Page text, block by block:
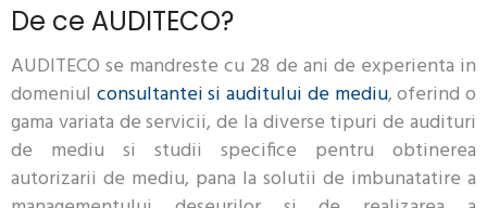
De ce AUDITECO?
AUDITECO se mandreste cu 28 de ani de experienta in
domeniul consultantei si auditului de mediu, oferind o
gama variata de servicii, de la diverse tipuri de audituri
de mediu si studii specifice pentru obtinerea
autorizarii de mediu, pana la solutii de imbunatatire a